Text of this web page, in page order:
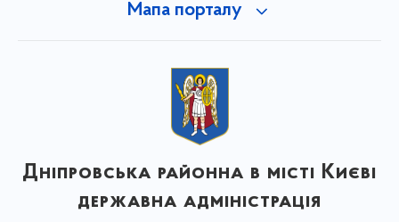
Мапа порталу
Дніпровська районна в місті Києві
державна адміністрація